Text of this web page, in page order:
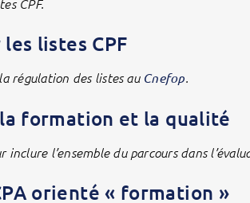
CPF.
listes CPF
régulation des listes au Cnefop.
formation et la qualité
l’ensemble du parcours dans
orienté « formation »